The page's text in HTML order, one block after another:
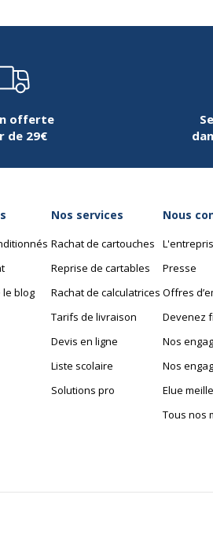
offerte
de 29€
le blog
Nos services
Rachat de cartouches
Reprise de cartables
Rachat de calculatrices
Tarifs de livraison
Devis en ligne
Liste scolaire
Solutions pro
Nous
Presse
Offres
Devenez
Nos
Nos
Elue
Tous nos